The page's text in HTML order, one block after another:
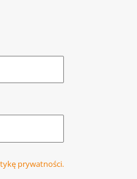
prywatności.